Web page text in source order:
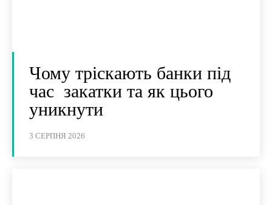
Чому тріскають банки під
час закатки та як цього
уникнути
3 СЕРПНЯ 2026